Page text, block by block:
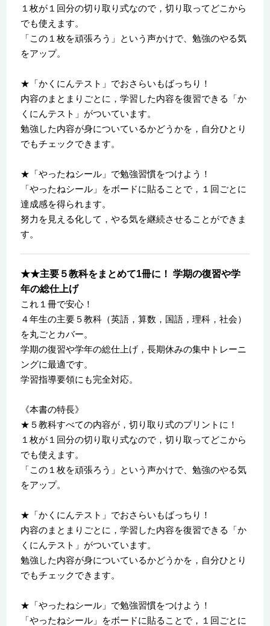
１枚が１回分の切り取り式なので，切り取ってどこから
でも使えます。
「この１枚を頑張ろう」という声かけで、勉強のやる気
をアップ。
★「かくにんテスト」でおさらいもばっちり！
内容のまとまりごとに，学習した内容を復習できる「か
くにんテスト」がついています。
勉強した内容が身についているかどうかを，自分ひとり
でもチェックできます。
★「やったねシール」で勉強習慣をつけよう！
「やったねシール」をボードに貼ることで，１回ごとに
達成感を得られます。
努力を見える化して，やる気を継続させることができま
す。
★★主要５教科をまとめて1冊に！ 学期の復習や学
年の総仕上げ
これ１冊で安心！
４年生の主要５教科（英語，算数，国語，理科，社会）
を丸ごとカバー。
学期の復習や学年の総仕上げ，長期休みの集中トレーニ
ングに最適です。
学習指導要領にも完全対応。
《本書の特長》
★５教科すべての内容が，切り取り式のプリントに！
１枚が１回分の切り取り式なので，切り取ってどこから
でも使えます。
「この１枚を頑張ろう」という声かけで、勉強のやる気
をアップ。
★「かくにんテスト」でおさらいもばっちり！
内容のまとまりごとに，学習した内容を復習できる「か
くにんテスト」がついています。
勉強した内容が身についているかどうかを，自分ひとり
でもチェックできます。
★「やったねシール」で勉強習慣をつけよう！
「やったねシール」をボードに貼ることで，１回ごとに